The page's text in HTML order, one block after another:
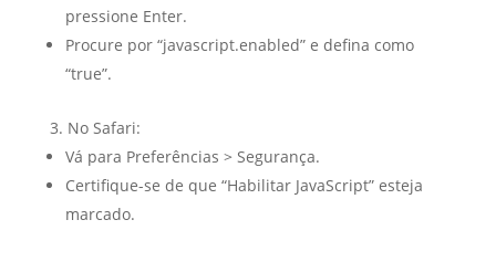
pressione Enter.
Procure por “javascript.enabled” e defina como
“true”.
No Safari:
Vá para Preferências > Segurança.
Certifique-se de que “Habilitar JavaScript” esteja
marcado.